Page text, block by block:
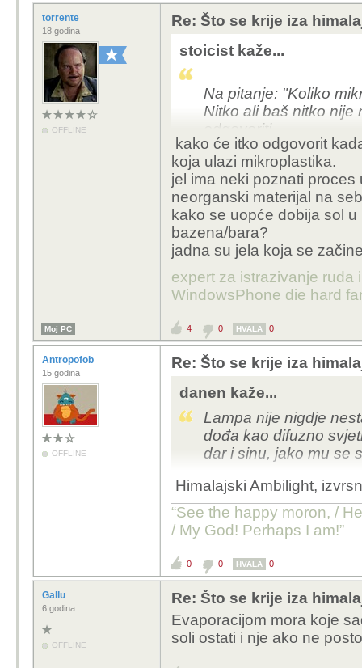
torrente
18 godina
OFFLINE
Re: Što se krije iza
stoicist kaže...
Na pitanje: "Koliko
Nitko ali baš nitko nije
odgovoriti.
Preporuka bi bila da
kako će itko odgovorit
koja ulazi mikroplastika.
jel ima neki poznati
neorganski materijal na
kako se uopće dobija sol
bazena/bara?
jadna su jela koja se
expert za istrazivanje ruda
WindowsPhone die hard
Moj PC 4 0 HVALA 0
Antropofob
15 godina
OFFLINE
Re: Što se krije iza
danen kaže...
Lampa nije nigdje
dođa kao difuzno
dar i sinu, jako mu se
Himalajski Ambilight,
“See the happy moron, /
/ My God! Perhaps I am!”
0 0 HVALA 0
Gallu
6 godina
OFFLINE
Re: Što se krije iza
Evaporacijom mora koje
soli ostati i nje ako ne